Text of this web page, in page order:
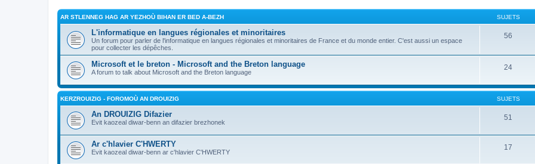
AR STLENNEG HAG AR YEZHOÙ BIHAN ER BED A-BEZH SUJETS
L'informatique en langues régionales et minoritaires
Un forum pour parler de l'informatique en langues régionales et minoritaires de France et du monde entier. C'est aussi un espace
pour collecter les dépêches.
56
Microsoft et le breton - Microsoft and the Breton language
A forum to talk about Microsoft and the Breton language
24
KERZROUIZIG - FOROMOÙ AN DROUIZIG SUJETS
An DROUIZIG Difazier
Evit kaozeal diwar-benn an difazier brezhonek
51
Ar c'hlavier C'HWERTY
Evit kaozeal diwar-benn ar c'hlavier C'HWERTY
17